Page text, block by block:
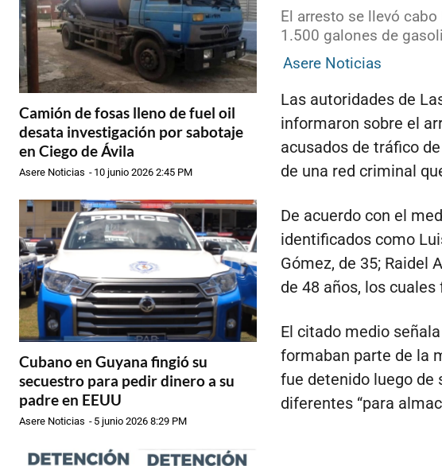
Camión de fosas lleno de fuel oil
desata investigación por sabotaje
en Ciego de Ávila
Asere Noticias - 10 junio 2026 2:45 PM
Cubano en Guyana fingió su
secuestro para pedir dinero a su
padre en EEUU
Asere Noticias - 5 junio 2026 8:29 PM
El arresto se llevó
1.500 galones de
Asere Noticias
Las autoridades de
informaron sobre el
acusados de tráfico
de una red criminal
De acuerdo con el
identificados como
Gómez, de 35; Raidel
de 48 años, los
El citado medio
formaban parte de la
fue detenido luego de
diferentes “para